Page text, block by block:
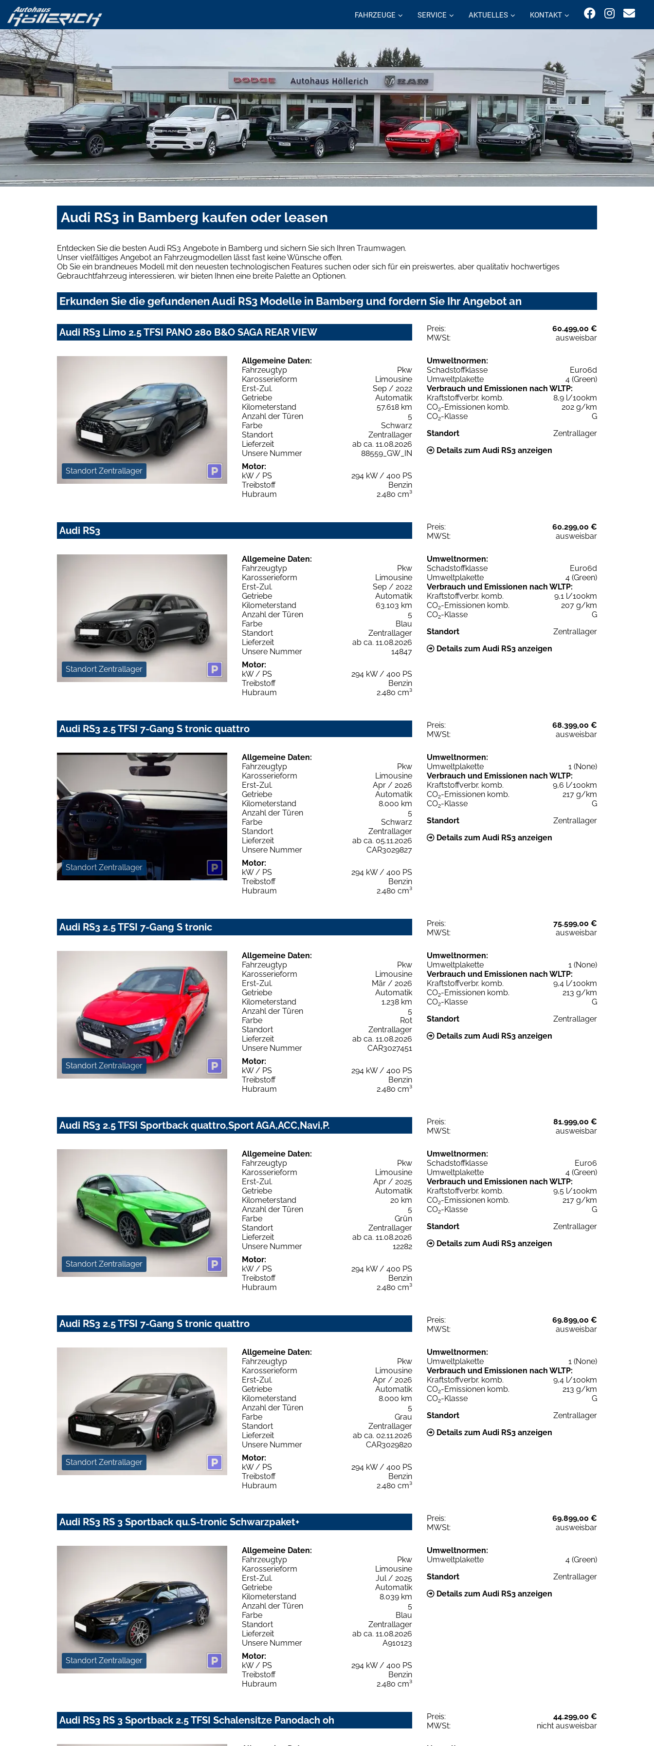
FAHRZEUGE SERVICE AKTUELLES KONTAKT
Audi RS3 in Bamberg kaufen oder leasen
Entdecken Sie die besten Audi RS3 Angebote in Bamberg und sichern Sie sich Ihren Traumwagen.
Unser vielfältiges Angebot an Fahrzeugmodellen lässt fast keine Wünsche offen.
Ob Sie ein brandneues Modell mit den neuesten technologischen Features suchen oder sich für ein preiswertes, aber qualitativ hochwertiges
Gebrauchtfahrzeug interessieren, wir bieten Ihnen eine breite Palette an Optionen.
Erkunden Sie die gefundenen Audi RS3 Modelle in Bamberg und fordern Sie Ihr Angebot an
Audi RS3 Limo 2.5 TFSI PANO 280 B&O SAGA REAR VIEW Preis:
60.499,00 €
MWSt:
ausweisbar
Standort Zentrallager
Allgemeine Daten:
Fahrzeugtyp
Pkw
Karosserieform
Limousine
Erst-Zul.
Sep / 2022
Getriebe
Automatik
Kilometerstand
57.618 km
Anzahl der Türen
5
Farbe
Schwarz
Standort
Zentrallager
Lieferzeit
ab ca. 11.08.2026
Unsere Nummer
88559_GW_IN
Motor:
kW / PS
294 kW / 400 PS
Treibstoff
Benzin
Hubraum
2.480 cm³
Umweltnormen:
Schadstoffklasse
Euro6d
Umweltplakette
4 (Green)
Verbrauch und Emissionen nach WLTP:
Kraftstoffverbr. komb.
8,9 l/100km
CO2-Emissionen komb.
202 g/km
CO2-Klasse
G
Standort
Zentrallager
Details zum Audi RS3 anzeigen
Audi RS3 Preis:
60.299,00 €
MWSt:
ausweisbar
Standort Zentrallager
Allgemeine Daten:
Fahrzeugtyp
Pkw
Karosserieform
Limousine
Erst-Zul.
Sep / 2022
Getriebe
Automatik
Kilometerstand
63.103 km
Anzahl der Türen
5
Farbe
Blau
Standort
Zentrallager
Lieferzeit
ab ca. 11.08.2026
Unsere Nummer
14847
Motor:
kW / PS
294 kW / 400 PS
Treibstoff
Benzin
Hubraum
2.480 cm³
Umweltnormen:
Schadstoffklasse
Euro6d
Umweltplakette
4 (Green)
Verbrauch und Emissionen nach WLTP:
Kraftstoffverbr. komb.
9,1 l/100km
CO2-Emissionen komb.
207 g/km
CO2-Klasse
G
Standort
Zentrallager
Details zum Audi RS3 anzeigen
Audi RS3 2.5 TFSI 7-Gang S tronic quattro Preis:
68.399,00 €
MWSt:
ausweisbar
Standort Zentrallager
Allgemeine Daten:
Fahrzeugtyp
Pkw
Karosserieform
Limousine
Erst-Zul.
Apr / 2026
Getriebe
Automatik
Kilometerstand
8.000 km
Anzahl der Türen
5
Farbe
Schwarz
Standort
Zentrallager
Lieferzeit
ab ca. 05.11.2026
Unsere Nummer
CAR3029827
Motor:
kW / PS
294 kW / 400 PS
Treibstoff
Benzin
Hubraum
2.480 cm³
Umweltnormen:
Umweltplakette
1 (None)
Verbrauch und Emissionen nach WLTP:
Kraftstoffverbr. komb.
9,6 l/100km
CO2-Emissionen komb.
217 g/km
CO2-Klasse
G
Standort
Zentrallager
Details zum Audi RS3 anzeigen
Audi RS3 2.5 TFSI 7-Gang S tronic Preis:
75.599,00 €
MWSt:
ausweisbar
Standort Zentrallager
Allgemeine Daten:
Fahrzeugtyp
Pkw
Karosserieform
Limousine
Erst-Zul.
Mär / 2026
Getriebe
Automatik
Kilometerstand
1.238 km
Anzahl der Türen
5
Farbe
Rot
Standort
Zentrallager
Lieferzeit
ab ca. 11.08.2026
Unsere Nummer
CAR3027451
Motor:
kW / PS
294 kW / 400 PS
Treibstoff
Benzin
Hubraum
2.480 cm³
Umweltnormen:
Umweltplakette
1 (None)
Verbrauch und Emissionen nach WLTP:
Kraftstoffverbr. komb.
9,4 l/100km
CO2-Emissionen komb.
213 g/km
CO2-Klasse
G
Standort
Zentrallager
Details zum Audi RS3 anzeigen
Audi RS3 2.5 TFSI Sportback quattro,Sport AGA,ACC,Navi,P. Preis:
81.999,00 €
MWSt:
ausweisbar
Standort Zentrallager
Allgemeine Daten:
Fahrzeugtyp
Pkw
Karosserieform
Limousine
Erst-Zul.
Apr / 2025
Getriebe
Automatik
Kilometerstand
20 km
Anzahl der Türen
5
Farbe
Grün
Standort
Zentrallager
Lieferzeit
ab ca. 11.08.2026
Unsere Nummer
12282
Motor:
kW / PS
294 kW / 400 PS
Treibstoff
Benzin
Hubraum
2.480 cm³
Umweltnormen:
Schadstoffklasse
Euro6
Umweltplakette
4 (Green)
Verbrauch und Emissionen nach WLTP:
Kraftstoffverbr. komb.
9,5 l/100km
CO2-Emissionen komb.
217 g/km
CO2-Klasse
G
Standort
Zentrallager
Details zum Audi RS3 anzeigen
Audi RS3 2.5 TFSI 7-Gang S tronic quattro Preis:
69.899,00 €
MWSt:
ausweisbar
Standort Zentrallager
Allgemeine Daten:
Fahrzeugtyp
Pkw
Karosserieform
Limousine
Erst-Zul.
Apr / 2026
Getriebe
Automatik
Kilometerstand
8.000 km
Anzahl der Türen
5
Farbe
Grau
Standort
Zentrallager
Lieferzeit
ab ca. 02.11.2026
Unsere Nummer
CAR3029820
Motor:
kW / PS
294 kW / 400 PS
Treibstoff
Benzin
Hubraum
2.480 cm³
Umweltnormen:
Umweltplakette
1 (None)
Verbrauch und Emissionen nach WLTP:
Kraftstoffverbr. komb.
9,4 l/100km
CO2-Emissionen komb.
213 g/km
CO2-Klasse
G
Standort
Zentrallager
Details zum Audi RS3 anzeigen
Audi RS3 RS 3 Sportback qu.S-tronic Schwarzpaket+ Preis:
69.899,00 €
MWSt:
ausweisbar
Standort Zentrallager
Allgemeine Daten:
Fahrzeugtyp
Pkw
Karosserieform
Limousine
Erst-Zul.
Jul / 2025
Getriebe
Automatik
Kilometerstand
8.039 km
Anzahl der Türen
5
Farbe
Blau
Standort
Zentrallager
Lieferzeit
ab ca. 11.08.2026
Unsere Nummer
A910123
Motor:
kW / PS
294 kW / 400 PS
Treibstoff
Benzin
Hubraum
2.480 cm³
Umweltnormen:
Umweltplakette
4 (Green)
Standort
Zentrallager
Details zum Audi RS3 anzeigen
Audi RS3 RS 3 Sportback 2.5 TFSI Schalensitze Panodach oh Preis:
44.299,00 €
MWSt:
nicht ausweisbar